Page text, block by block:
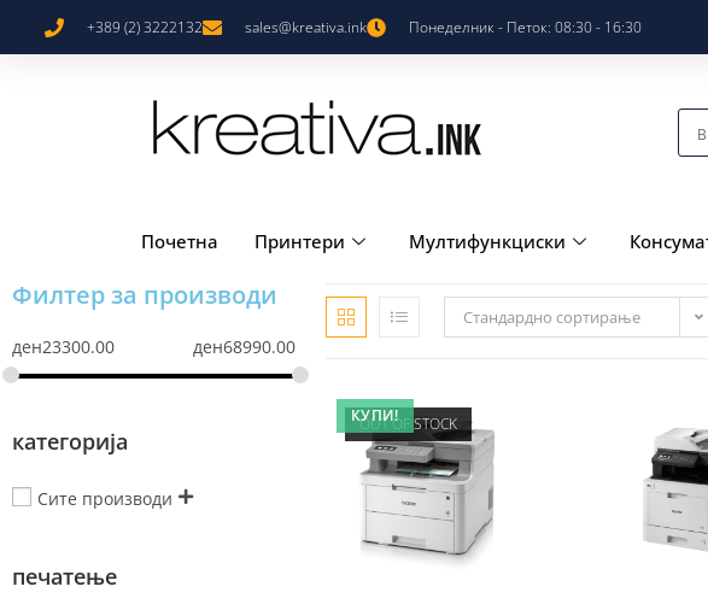
+389 (2) 3222132 sales@kreativa.ink Понеделник - Петок: 08:30 - 16:30
Почетна Принтери Мултифункциски
Филтер за производи
ден23300.00 ден68990.00
категорија
Сите производи
печатење
Стандардно сортирање
OUT OF STOCK
КУПИ!